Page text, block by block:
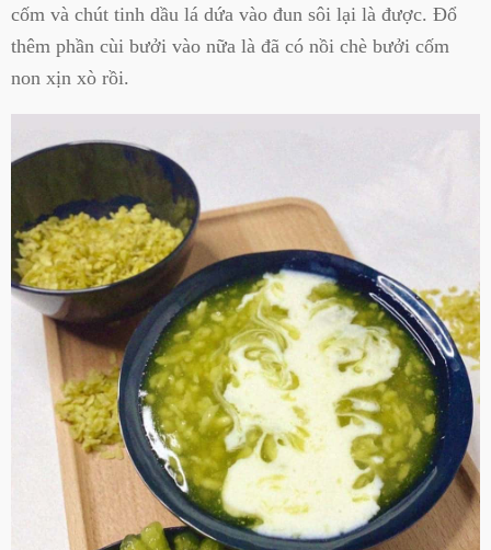
cốm và chút tinh dầu lá dứa vào đun sôi lại là được. Đổ
thêm phần cùi bưởi vào nữa là đã có nồi chè bưởi cốm
non xịn xò rồi.